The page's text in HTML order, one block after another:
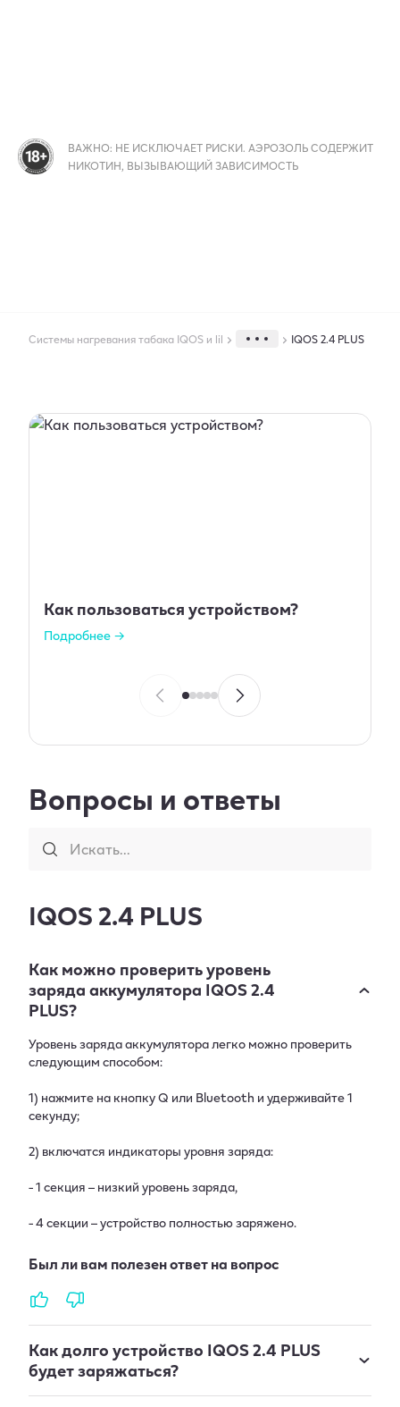
Системы нагревания табака IQOS и lil IQOS 2.4 PLUS
Как пользоваться устройством?
Подробнее →
Вопросы и ответы
Искать...
IQOS 2.4 PLUS
Как можно проверить уровень
заряда аккумулятора IQOS 2.4
PLUS?
Уровень заряда аккумулятора легко можно проверить
следующим способом:
1) нажмите на кнопку Q или Bluetooth и удерживайте 1
секунду;
2) включатся индикаторы уровня заряда:
- 1 секция – низкий уровень заряда,
- 4 секции – устройство полностью заряжено.
Был ли вам полезен ответ на вопрос
Как долго устройство IQOS 2.4 PLUS
будет заряжаться?
ВАЖНО: НЕ ИСКЛЮЧАЕТ РИСКИ. АЭРОЗОЛЬ СОДЕРЖИТ
НИКОТИН, ВЫЗЫВАЮЩИЙ ЗАВИСИМОСТЬ